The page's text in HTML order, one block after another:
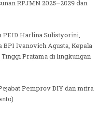
RPJMN 2025–2029 dan
PEID Harlina Sulistyorini,
BPI Ivanovich Agusta, Kepala
Tinggi Pratama di lingkungan
Pemprov DIY dan mitra